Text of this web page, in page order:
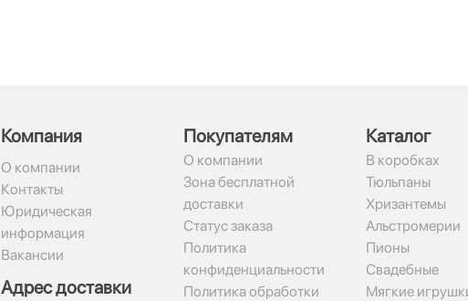
Компания
О компании
Контакты
Юридическая
информация
Вакансии
Адрес доставки
Покупателям
О компании
Зона бесплатной
доставки
Статус заказа
Политика
конфиденциальности
Политика обработки
Каталог
В коробках
Тюльпаны
Хризантемы
Альстромерии
Пионы
Свадебные
Мягкие